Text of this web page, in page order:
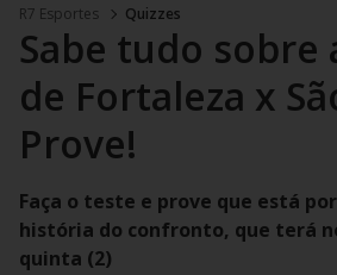
R7 Esportes Quizzes
Sabe tudo sobre
de Fortaleza x
Prove!
Faça o teste e prove que está
história do confronto, que terá
quinta (2)